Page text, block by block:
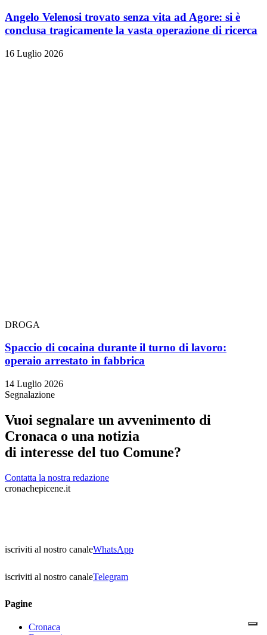
Angelo Velenosi trovato senza vita ad Agore: si è
conclusa tragicamente la vasta operazione di ricerca
16 Luglio 2026
DROGA
Spaccio di cocaina durante il turno di lavoro:
operaio arrestato in fabbrica
14 Luglio 2026
Segnalazione
Vuoi segnalare un avvenimento di
Cronaca o una notizia
di interesse del tuo Comune?
Contatta la nostra redazione
cronachepicene.it
iscriviti al nostro canaleWhatsApp
iscriviti al nostro canaleTelegram
Pagine
Cronaca